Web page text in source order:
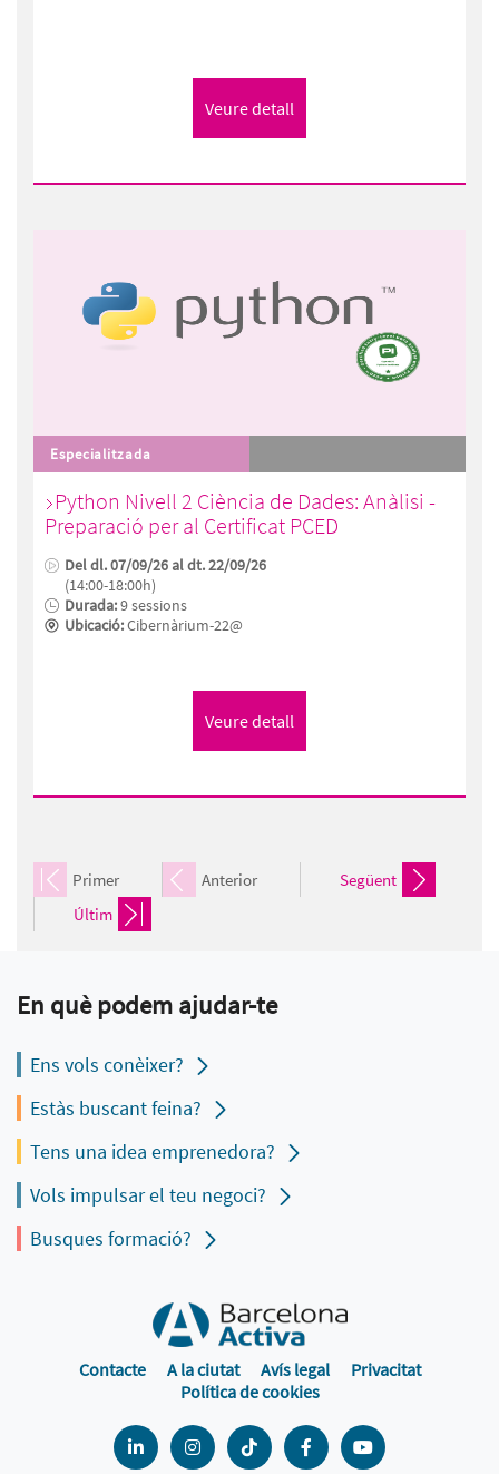
Especialitzada
Python Nivell 2 Ciència de Dades: Anàlisi -
Preparació per al Certificat PCED
Del dl. 07/09/26 al dt. 22/09/26
(14:00-18:00h)
Durada:9 sessions
Ubicació:Cibernàrium-22@
Primer Anterior
Següent
Últim
En què podem ajudar-te
Ens vols conèixer?
Estàs buscant feina?
Tens una idea emprenedora?
Vols impulsar el teu negoci?
Busques formació?
Contacte A la ciutat Avís legal
Privacitat
Política de cookies